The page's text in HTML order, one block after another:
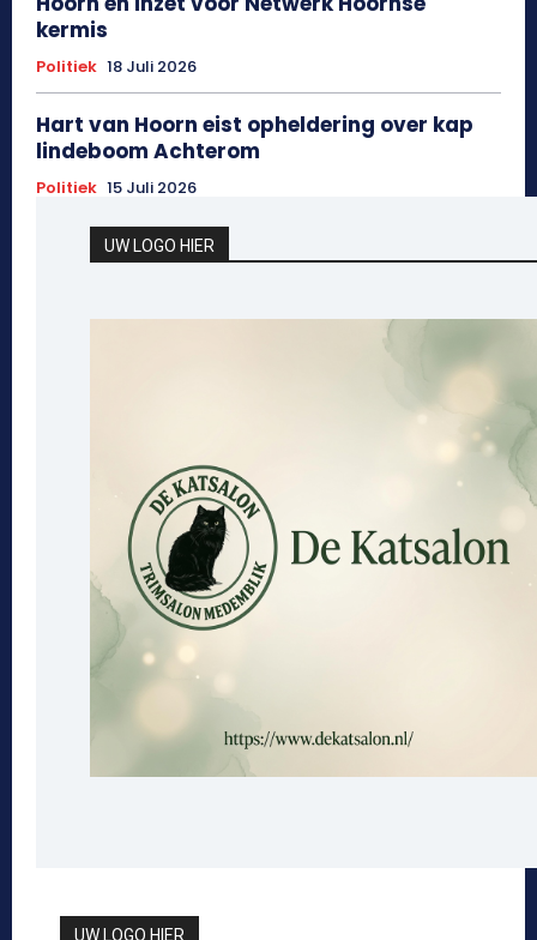
kermis
Politiek 18 Juli 2026
Hart van Hoorn eist opheldering over kap
lindeboom Achterom
Politiek 15 Juli 2026
UW LOGO HIER
UW LOGO HIER